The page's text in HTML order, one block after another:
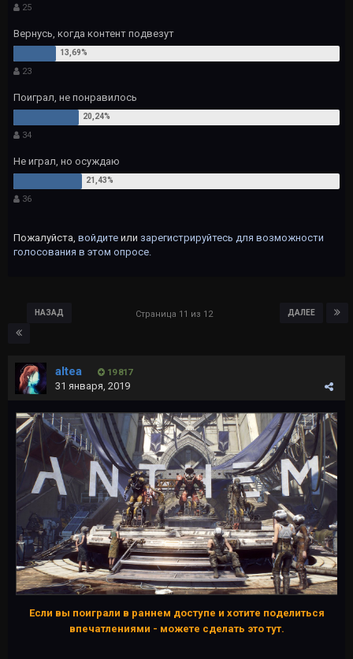
25
Вернусь, когда контент подвезут
23
Поиграл, не понравилось
34
Не играл, но осуждаю
36
Пожалуйста, войдите или зарегистрируйтесь для возможности
голосования в этом опросе.
НАЗАД ДАЛЕЕ
Страница 11 из 12
altea 19 817
31 января, 2019
Если вы поиграли в раннем доступе и хотите поделиться
впечатлениями - можете сделать это тут.